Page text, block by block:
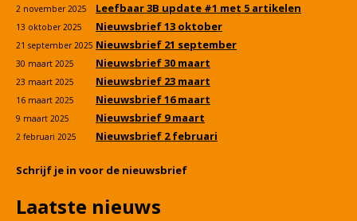
2 november 2025 Leefbaar 3B update #1 met 5 artikelen
13 oktober 2025 Nieuwsbrief 13 oktober
21 september 2025 Nieuwsbrief 21 september
30 maart 2025 Nieuwsbrief 30 maart
23 maart 2025 Nieuwsbrief 23 maart
16 maart 2025 Nieuwsbrief 16 maart
9 maart 2025 Nieuwsbrief 9 maart
2 februari 2025 Nieuwsbrief 2 februari
Schrijf je in voor de nieuwsbrief
Laatste nieuws